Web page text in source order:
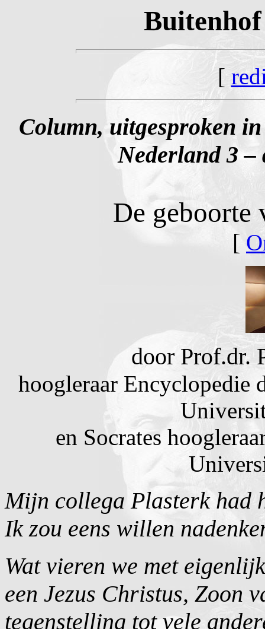
[
Column, uitgesproken
Nederland 3 –
De geboorte
[
door Prof.dr.
hoogleraar Encyclopedie
en Socrates
Mijn collega Plasterk had
Ik zou eens willen
Wat vieren we met
een Jezus Christus, Zoon
tegenstelling tot vele